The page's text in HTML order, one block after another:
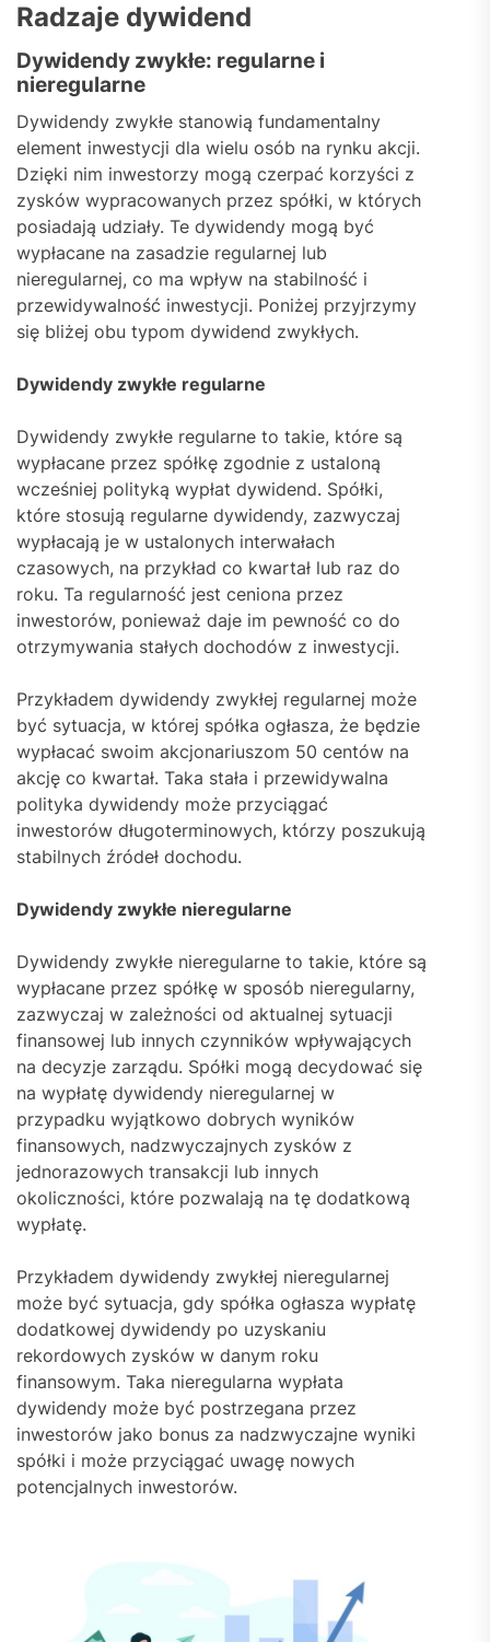
Radzaje dywidend
Dywidendy zwykłe: regularne i
nieregularne
Dywidendy zwykłe stanowią fundamentalny
element inwestycji dla wielu osób na rynku akcji.
Dzięki nim inwestorzy mogą czerpać korzyści z
zysków wypracowanych przez spółki, w których
posiadają udziały. Te dywidendy mogą być
wypłacane na zasadzie regularnej lub
nieregularnej, co ma wpływ na stabilność i
przewidywalność inwestycji. Poniżej przyjrzymy
się bliżej obu typom dywidend zwykłych.
Dywidendy zwykłe regularne
Dywidendy zwykłe regularne to takie, które są
wypłacane przez spółkę zgodnie z ustaloną
wcześniej polityką wypłat dywidend. Spółki,
które stosują regularne dywidendy, zazwyczaj
wypłacają je w ustalonych interwałach
czasowych, na przykład co kwartał lub raz do
roku. Ta regularność jest ceniona przez
inwestorów, ponieważ daje im pewność co do
otrzymywania stałych dochodów z inwestycji.
Przykładem dywidendy zwykłej regularnej może
być sytuacja, w której spółka ogłasza, że będzie
wypłacać swoim akcjonariuszom 50 centów na
akcję co kwartał. Taka stała i przewidywalna
polityka dywidendy może przyciągać
inwestorów długoterminowych, którzy poszukują
stabilnych źródeł dochodu.
Dywidendy zwykłe nieregularne
Dywidendy zwykłe nieregularne to takie, które są
wypłacane przez spółkę w sposób nieregularny,
zazwyczaj w zależności od aktualnej sytuacji
finansowej lub innych czynników wpływających
na decyzje zarządu. Spółki mogą decydować się
na wypłatę dywidendy nieregularnej w
przypadku wyjątkowo dobrych wyników
finansowych, nadzwyczajnych zysków z
jednorazowych transakcji lub innych
okoliczności, które pozwalają na tę dodatkową
wypłatę.
Przykładem dywidendy zwykłej nieregularnej
może być sytuacja, gdy spółka ogłasza wypłatę
dodatkowej dywidendy po uzyskaniu
rekordowych zysków w danym roku
finansowym. Taka nieregularna wypłata
dywidendy może być postrzegana przez
inwestorów jako bonus za nadzwyczajne wyniki
spółki i może przyciągać uwagę nowych
potencjalnych inwestorów.